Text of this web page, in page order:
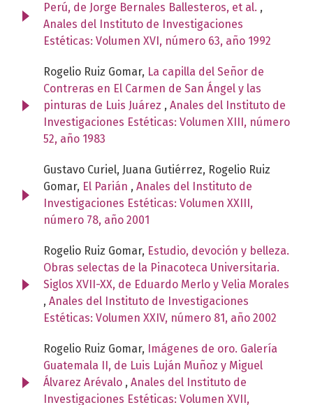
Perú, de Jorge Bernales Ballesteros, et al. ,
Anales del Instituto de Investigaciones
Estéticas: Volumen XVI, número 63, año 1992
Rogelio Ruiz Gomar, La capilla del Señor de
Contreras en El Carmen de San Ángel y las
pinturas de Luis Juárez , Anales del Instituto de
Investigaciones Estéticas: Volumen XIII, número
52, año 1983
Gustavo Curiel, Juana Gutiérrez, Rogelio Ruiz
Gomar, El Parián , Anales del Instituto de
Investigaciones Estéticas: Volumen XXIII,
número 78, año 2001
Rogelio Ruiz Gomar, Estudio, devoción y belleza.
Obras selectas de la Pinacoteca Universitaria.
Siglos XVII-XX, de Eduardo Merlo y Velia Morales
, Anales del Instituto de Investigaciones
Estéticas: Volumen XXIV, número 81, año 2002
Rogelio Ruiz Gomar, Imágenes de oro. Galería
Guatemala II, de Luis Luján Muñoz y Miguel
Álvarez Arévalo , Anales del Instituto de
Investigaciones Estéticas: Volumen XVII,